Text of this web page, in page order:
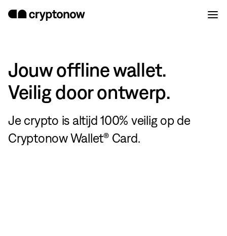
Jouw offline wallet.
Veilig door ontwerp.
Je crypto is altijd 100% veilig op de
Cryptonow Wallet® Card.